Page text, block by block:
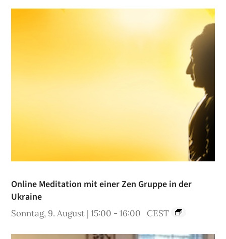
Online Meditation mit einer Zen Gruppe in der
Ukraine
Sonntag, 9. August | 15:00 -16:00 CEST